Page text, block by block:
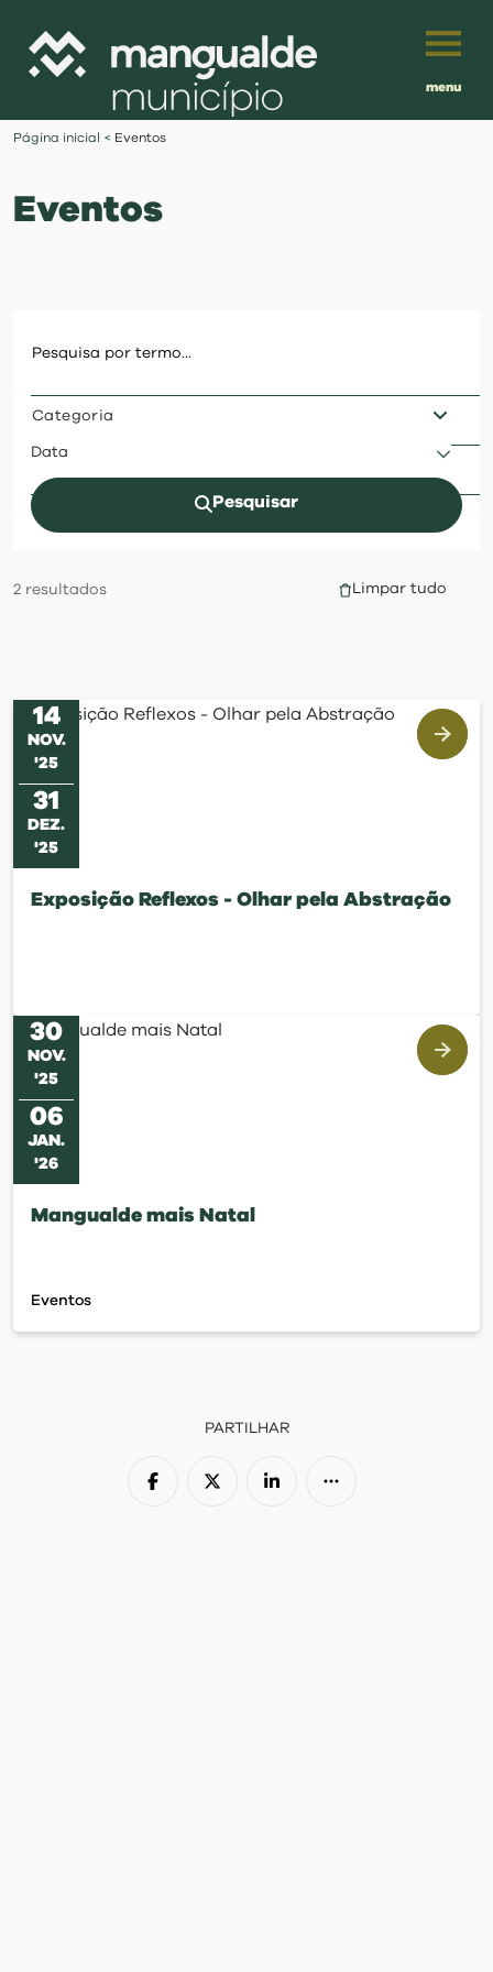
menu
investir
balcão digital
visit
Português
Página inicial < Eventos
Eventos
Categoria
Data
Pesquisar
2 resultados Limpar tudo
14
NOV.
'25
31
DEZ.
'25
Exposição Reflexos - Olhar pela Abstração
30
NOV.
'25
06
JAN .
'26
Mangualde mais Natal
Eventos
PARTILHAR